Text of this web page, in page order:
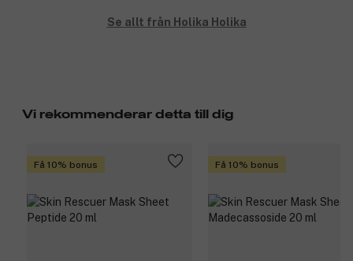
Se allt från Holika Holika
Vi rekommenderar detta till dig
Få 10% bonus Få 10% bonus